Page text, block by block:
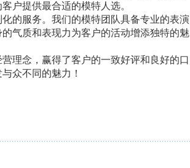
户提供最合适的模特人选。
的服务。我们的模特团队具备专业的表演
气质和表现力为客户的活动增添独特的魅
理念，赢得了客户的一致好评和良好的口
众不同的魅力！